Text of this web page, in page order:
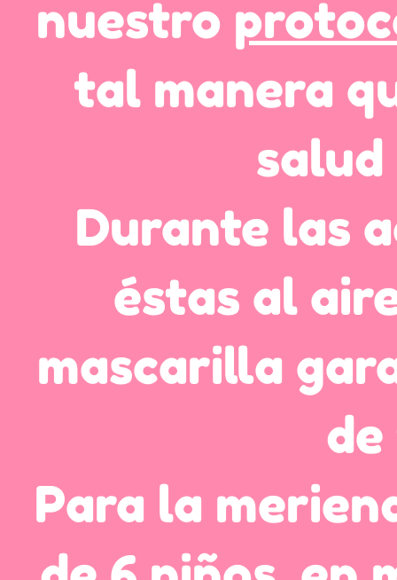
nuestro
tal manera
salud
Durante las
éstas al
mascarilla
Para la